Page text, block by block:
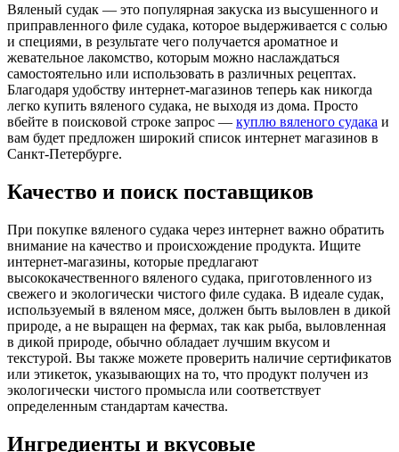
Вяленый судак — это популярная закуска из высушенного и
приправленного филе судака, которое выдерживается с солью
и специями, в результате чего получается ароматное и
жевательное лакомство, которым можно наслаждаться
самостоятельно или использовать в различных рецептах.
Благодаря удобству интернет-магазинов теперь как никогда
легко купить вяленого судака, не выходя из дома. Просто
вбейте в поисковой строке запрос — куплю вяленого судака и
вам будет предложен широкий список интернет магазинов в
Санкт-Петербурге.
Качество и поиск поставщиков
При покупке вяленого судака через интернет важно обратить
внимание на качество и происхождение продукта. Ищите
интернет-магазины, которые предлагают
высококачественного вяленого судака, приготовленного из
свежего и экологически чистого филе судака. В идеале судак,
используемый в вяленом мясе, должен быть выловлен в дикой
природе, а не выращен на фермах, так как рыба, выловленная
в дикой природе, обычно обладает лучшим вкусом и
текстурой. Вы также можете проверить наличие сертификатов
или этикеток, указывающих на то, что продукт получен из
экологически чистого промысла или соответствует
определенным стандартам качества.
Ингредиенты и вкусовые